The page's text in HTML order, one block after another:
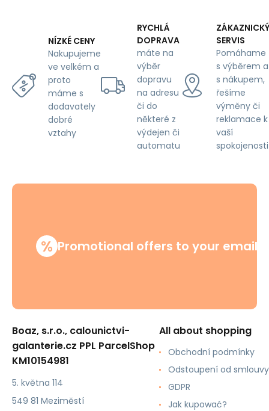
Mint
NÍZKÉ CENY
Nakupujeme
ve velkém a
proto
máme s
dodavately
dobré
vztahy
RYCHLÁ
DOPRAVA
máte na
výběr
dopravu
na adresu
či do
některé z
výdejen či
automatu
ZÁKAZNICKÝ
SERVIS
Pomáhame
s výběrem a
s nákupem,
řešíme
výměny či
reklamace k
vaší
spokojenosti
% Promotional offers to your email
Boaz, s.r.o., calounictvi-
galanterie.cz PPL ParcelShop
KM10154981
5. května 114
549 81 Meziměstí
All about shopping
Obchodní podmínky
Odstoupení od smlouvy
GDPR
Jak kupować?